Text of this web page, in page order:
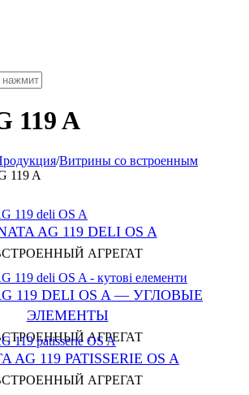
119 A
/Витрины со встроенным
119 A
AG 119 DELI OS A
АГРЕГАТ
119 DELI OS A — УГЛОВЫЕ
ЭЛЕМЕНТЫ
АГРЕГАТ
AG 119 PATISSERIE OS A
АГРЕГАТ